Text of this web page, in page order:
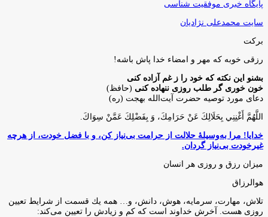
پایگاه خبری موفقیت شناسی
سایت محمدعلی نژادیان
برکت
رزقی خوبه كه مهر و امضاء خدا پاش باشه!
بشنو این نکته که خود را ز غم آزاده کنی
خون خوری گر طلب روزی ننهاده کنی (حافظ)
دعای مورد توصیه حضرت آیت‌الله بهجت (ره)
اللَّهُمَّ أَغْنِنِي بِحَلَالِكَ عَنْ حَرَامِكَ، وَ بِفَضْلِكَ عَمَّنْ سِوَاكَ‏.
خدایا! مرا به‌وسیلۀ حلالت از حرامت بی‌نیاز کن، و با فضل خودت، از هرچه
غیرخودت بی‌نیاز گردان.
میزان رزق و روزی هر انسان
هوالرزاق
تلاش، مهارت، سرمايه، هوش، دانش، و… همه يك قسمت از شرايط تعيين
روزى هست. آخرش خداوند است كه كم و زيادش را تعيين مى‌كند: